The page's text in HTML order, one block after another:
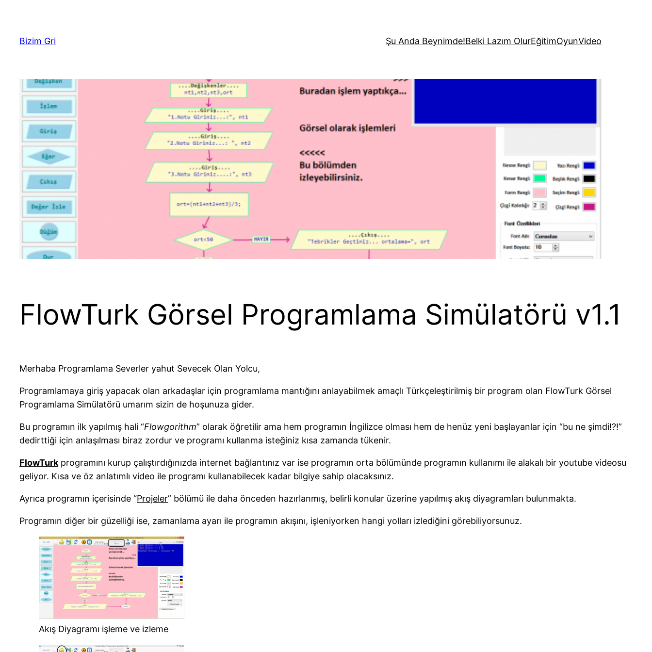
Bizim Gri
Şu Anda Beynimde!Belki Lazım OlurEğitimOyunVideo
FlowTurk Görsel Programlama Simülatörü v1.1
Merhaba Programlama Severler yahut Sevecek Olan Yolcu,
Programlamaya giriş yapacak olan arkadaşlar için programlama mantığını anlayabilmek amaçlı Türkçeleştirilmiş bir program olan FlowTurk Görsel
Programlama Simülatörü umarım sizin de hoşunuza gider.
Bu programın ilk yapılmış hali “Flowgorithm” olarak öğretilir ama hem programın İngilizce olması hem de henüz yeni başlayanlar için “bu ne şimdi!?!”
dedirttiği için anlaşılması biraz zordur ve programı kullanma isteğiniz kısa zamanda tükenir.
FlowTurkprogramını kurup çalıştırdığınızda internet bağlantınız var ise programın orta bölümünde programın kullanımı ile alakalı bir youtube videosu
geliyor. Kısa ve öz anlatımlı video ile programı kullanabilecek kadar bilgiye sahip olacaksınız.
Ayrıca programın içerisinde “Projeler” bölümü ile daha önceden hazırlanmış, belirli konular üzerine yapılmış akış diyagramları bulunmakta.
Programın diğer bir güzelliği ise, zamanlama ayarı ile programın akışını, işleniyorken hangi yolları izlediğini görebiliyorsunuz.
Akış Diyagramı işleme ve izleme